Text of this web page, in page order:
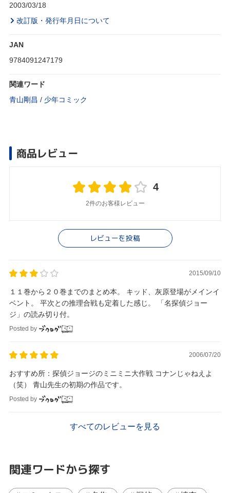
2003/03/18
改訂版・発行年月日について
JAN
9784091247179
関連ワード
青山剛昌 / 少年コミック
商品レビュー
4
2件のお客様レビュー
レビューを投稿
2015/09/10
１１巻から２０巻までのまとめ本。 キッド、灰原登場がメインイ
ベント。 平次との推理合戦も定着した感じ。 「名探偵ジョー
ジ」の読み切り付。
Posted by
2006/07/20
おすすめ所：探偵ジョージのミニミニ大作戦 コナンじゃねえよ
（笑） 青山先生の初期の作品です。
Posted by
すべてのレビューを見る
関連ワードから探す